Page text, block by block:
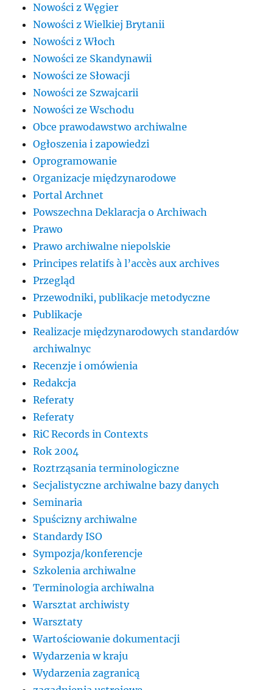
Nowości z Węgier
Nowości z Wielkiej Brytanii
Nowości z Włoch
Nowości ze Skandynawii
Nowości ze Słowacji
Nowości ze Szwajcarii
Nowości ze Wschodu
Obce prawodawstwo archiwalne
Ogłoszenia i zapowiedzi
Oprogramowanie
Organizacje międzynarodowe
Portal Archnet
Powszechna Deklaracja o Archiwach
Prawo
Prawo archiwalne niepolskie
Principes relatifs à l’accès aux archives
Przegląd
Przewodniki, publikacje metodyczne
Publikacje
Realizacje międzynarodowych standardów
archiwalnyc
Recenzje i omówienia
Redakcja
Referaty
Referaty
RiC Records in Contexts
Rok 2004
Roztrząsania terminologiczne
Secjalistyczne archiwalne bazy danych
Seminaria
Spuścizny archiwalne
Standardy ISO
Sympozja/konferencje
Szkolenia archiwalne
Terminologia archiwalna
Warsztat archiwisty
Warsztaty
Wartościowanie dokumentacji
Wydarzenia w kraju
Wydarzenia zagranicą